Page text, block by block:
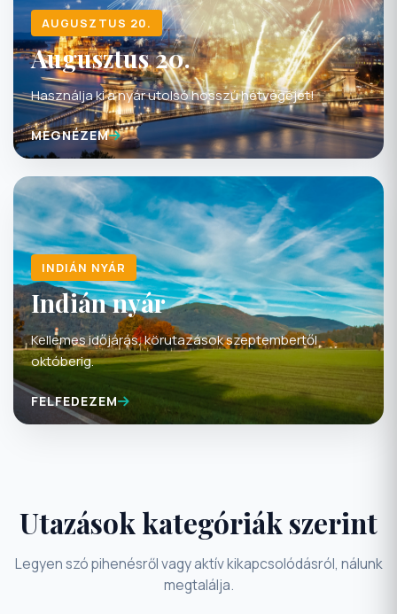
AUGUSZTUS 20.
Augusztus 20.
Használja ki a nyár utolsó hosszú hétvégéjét!
MEGNÉZEM
INDIÁN NYÁR
Indián nyár
Kellemes időjárás, körutazások szeptembertől
októberig.
FELFEDEZEM
Utazások kategóriák szerint
megtalálja.